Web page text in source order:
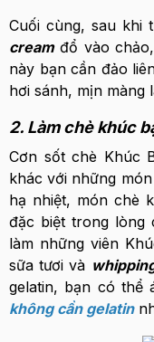
Cuối cùng, sau khi
creamđổ vào
này bạn cần đảo
hơi sánh, mịn màng
2. Làm chè khúc
Cơn sốt chè Khúc
khác với những
hạ nhiệt, món chè
đặc biệt trong lòng
làm những viên
sữa tươi và
gelatin, bạn có thể
không cần gelatin